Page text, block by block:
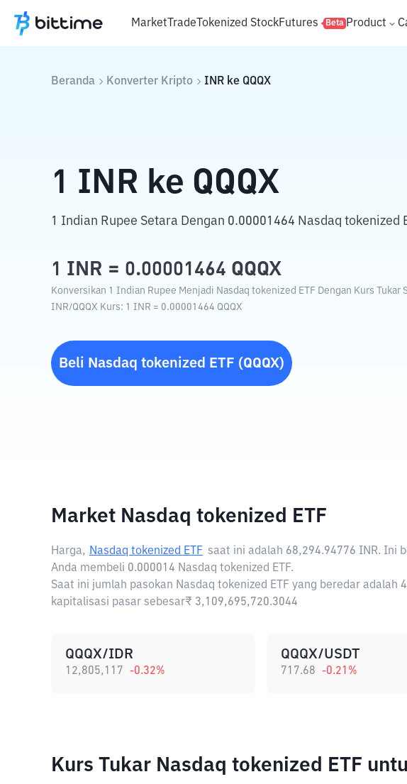
MarketTradeTokenized StockFutures Beta Product
Beranda Konverter Kripto INR ke QQQX
1 INR ke QQQX
1 Indian Rupee Setara Dengan 0.00001464 Nasdaq tokenized
1 INR = 0.00001464 QQQX
Konversikan 1 Indian Rupee Menjadi Nasdaq tokenized ETF Dengan Kurs Tukar
INR/QQQX Kurs: 1 INR = 0.00001464 QQQX
Beli Nasdaq tokenized ETF (QQQX)
Market Nasdaq tokenized ETF
Harga, Nasdaq tokenized ETF saat ini adalah 68,294.94776 INR. Ini
Anda membeli 0.000014 Nasdaq tokenized ETF.
Saat ini jumlah pasokan Nasdaq tokenized ETF yang beredar
kapitalisasi pasar sebesar₹ 3,109,695,720.3044
QQQX/IDR
12,805,117 -0.32%
QQQX/USDT
717.68 -0.21 %
Kurs Tukar Nasdaq tokenized ETF